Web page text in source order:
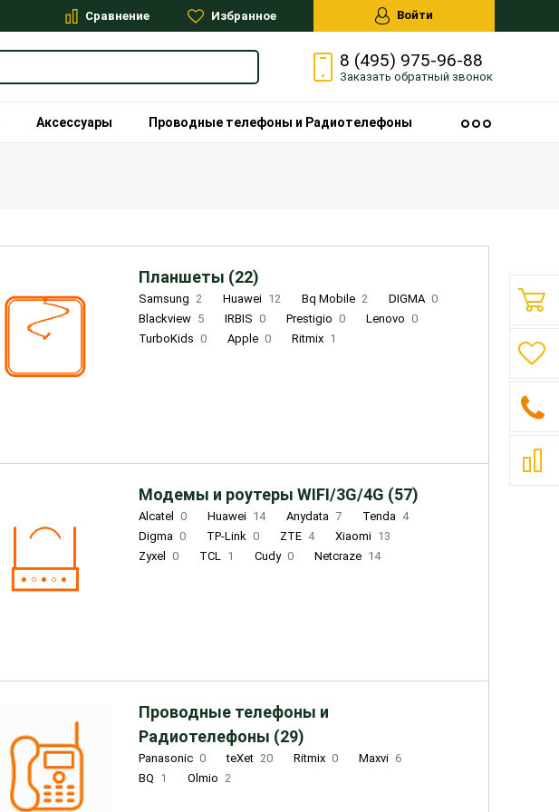
Сравнение Избранное Войти
8 (495) 975-96-88
Заказать обратный звонок
Аксессуары Проводные телефоны и Радиотелефоны
Планшеты (22)
Samsung 2 Huawei 12 Bq Mobile 2 DIGMA 0
Blackview 5 IRBIS 0 Prestigio 0 Lenovo 0
TurboKids 0 Apple 0 Ritmix 1
Модемы и роутеры WIFI/3G/4G (57)
Alcatel 0 Huawei 14 Anydata 7 Tenda 4
Digma 0 TP-Link 0 ZTE 4 Xiaomi 13
Zyxel
0 TCL 1 Cudy 0 Netcraze 14
Проводные телефоны и
Радиотелефоны (29)
Panasonic 0 teXet 20 Ritmix 0 Maxvi 6
BQ 1 Olmio 2